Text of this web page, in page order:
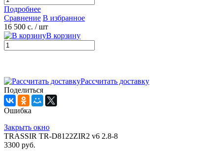
Подробнее
Сравнение В избранное
16 500 с. / шт
В корзину
Рассчитать доставку
Поделиться
Ошибка
Закрыть окно
TRASSIR TR-D8122ZIR2 v6 2.8-8
3300 руб.